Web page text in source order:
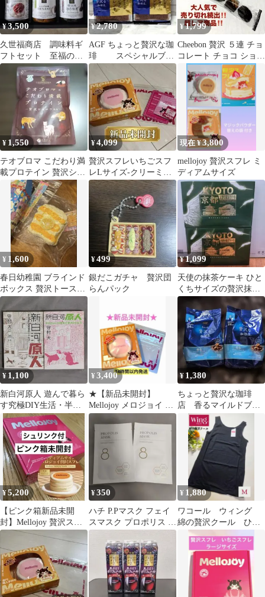
¥3,500
久世福商店 調味料ギ
フトセット 至福の贅
沢ごはんギフト6個入り
¥2,780
AGF ちょっと贅沢な珈
琲 スペシャルブレ
ンド
120g×2袋
¥1,799
Cheebon 贅沢 ５連 チョ
コレート チョコ ショコ
ラ スクイーズ ぷにぷに
¥ 1,550
テオブロマ こだわり満
載プロテイン 贅沢ショ
コラ風味
¥4,099
贅沢スフレいちごスフ
レLサイズ-クリーミー
クリーム フルセット
現在 ¥3,800
mellojoy 贅沢スフレ ミ
ディアムサイズ
¥ 1,600
春日幼稚園 ブラインド
ボックス 贅沢トースト
オレンジトースト
¥499
銀だこガチャ 贅沢団
らんパック
¥1,099
天使の抹茶ケーキ ひと
くちサイズの贅沢抹茶
ケーキ 2箱
¥ 1,100
新白河原人 遊んで暮ら
す究極DIY生活・半分
ちょいの電気で贅沢
DIY生活 セット
¥3,400
★【新品未開封】
Mellojoy メロジョイ 贅
沢いちご クリーミーク
リームM★
¥ 1,380
ちょっと贅沢な珈琲
店 香るマイルドブレ
ンド ２４０グラム
¥5,200
【ピンク箱新品未開
封】Mellojoy 贅沢スフ
レ ミディアムサイズ
¥350
ハチ P.Pマスク フェイ
スマスク プロポリス 保
湿 贅沢ケア 2枚セット
¥ 1,880
ワコール ウィング
綿の贅沢クール ひん
やり ノースリーブ
ブラック M